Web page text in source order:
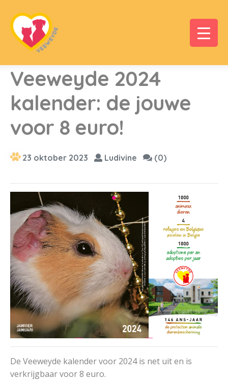
Veeweyde 2024
kalender: de jouwe
voor 8 euro!
23 oktober 2023 Ludivine (0)
De Veeweyde kalender voor 2024 is net uit en is
verkrijgbaar voor 8 euro.